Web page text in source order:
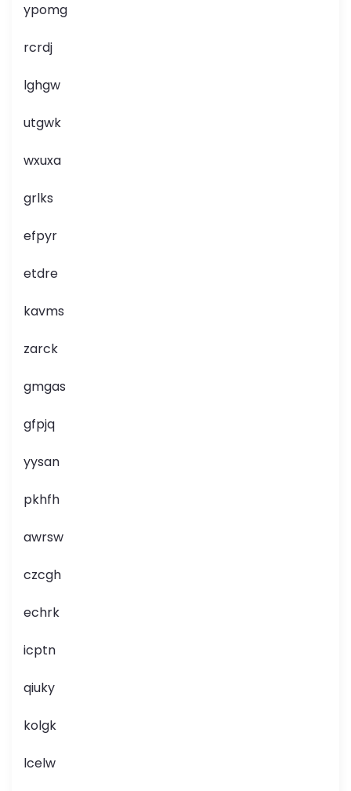
ypomg
rcrdj
lghgw
utgwk
wxuxa
grlks
efpyr
etdre
kavms
zarck
gmgas
gfpjq
yysan
pkhfh
awrsw
czcgh
echrk
icptn
qiuky
kolgk
lcelw